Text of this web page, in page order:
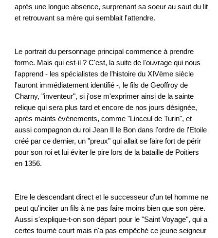
après une longue absence, surprenant sa soeur au saut du lit
et retrouvant sa mère qui semblait l'attendre.
Le portrait du personnage principal commence à prendre
forme. Mais qui est-il ? C'est, la suite de l'ouvrage qui nous
l'apprend - les spécialistes de l'histoire du XIVème siècle
l'auront immédiatement identifié -, le fils de Geoffroy de
Charny, "inventeur", si j'ose m'exprimer ainsi de la sainte
relique qui sera plus tard et encore de nos jours désignée,
après maints événements, comme "Linceul de Turin", et
aussi compagnon du roi Jean II le Bon dans l'ordre de l'Etoile
créé par ce dernier, un "preux" qui allait se faire fort de périr
pour son roi et lui éviter le pire lors de la bataille de Poitiers
en 1356.
Etre le descendant direct et le successeur d'un tel homme ne
peut qu'inciter un fils à ne pas faire moins bien que son père.
Aussi s'explique-t-on son départ pour le "Saint Voyage", qui a
certes tourné court mais n'a pas empêché ce jeune seigneur